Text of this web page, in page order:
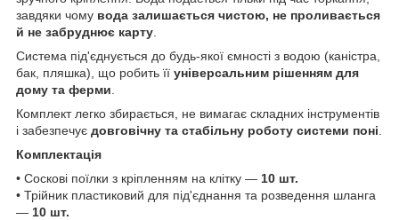
завдяки чому вода залишається чистою, не проливається
й не забруднює карту
Система під'єднується до будь-якої ємності з водою (каністра,
бак, пляшка), що робить її універсальним рішенням для
дому та ферми
Комплект легко збирається, не вимагає складних інструментів
і забезпечує довговічну та стабільну роботу системи поні
Комплектація
• Соскові поїлки з кріпленням на клітку — 10 шт.
• Трійник пластиковий для під'єднання та розведення шланга
— 10 шт.